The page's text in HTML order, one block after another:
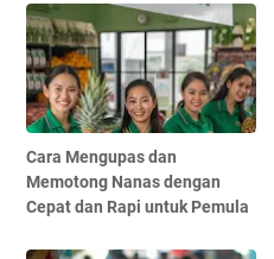
Cara Mengupas dan
Memotong Nanas dengan
Cepat dan Rapi untuk Pemula